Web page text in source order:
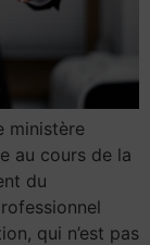
ministère
au cours de la
du
qui n’est pas